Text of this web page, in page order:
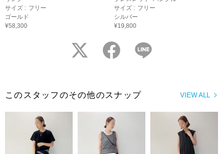
サイズ : フリー
ゴールド
¥58,300
サイズ : フリー
シルバー
¥19,800
twitter facebook
VIEW ALL
このスタッフのその他のスナップ